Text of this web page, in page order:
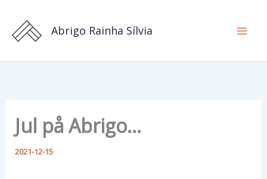
innehåll
Abrigo Rainha Sílvia
Jul på Abrigo…
2021-12-15